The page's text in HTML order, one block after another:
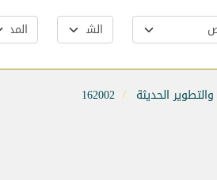
الحديثة 162002